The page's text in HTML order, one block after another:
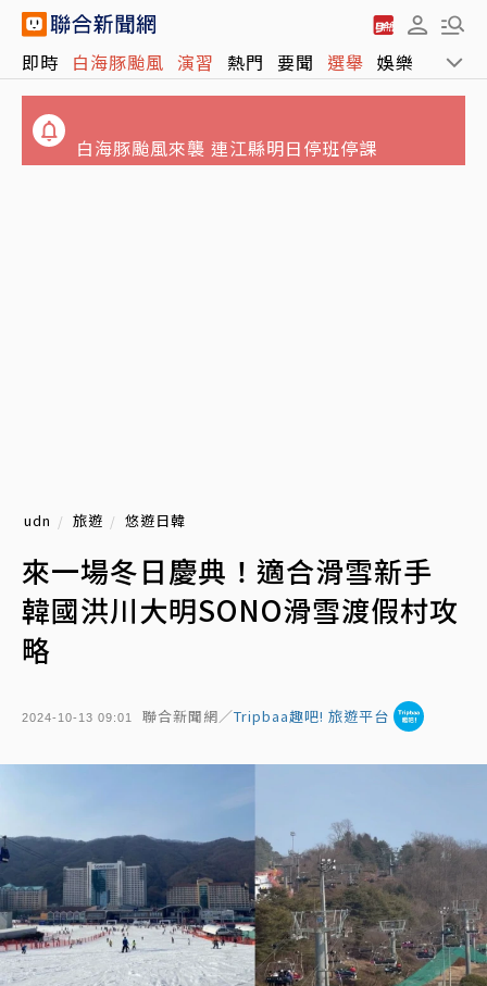
即時 白海豚颱風 演習 熱門 要聞 選舉 娛樂 運動
「是照亮別人的燈塔」
udn 旅遊 悠遊日韓
來一場冬日慶典！適合滑雪新手
韓國洪川大明SONO滑雪渡假村攻
略
2024-10-13 09:01 聯合新聞網／Tripbaa趣吧! 旅遊平台